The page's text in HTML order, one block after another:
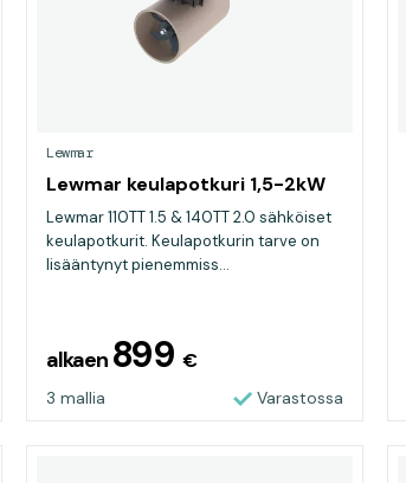
Lewmar
Lewmar keulapotkuri 1,5-2kW
Lewmar 110TT 1.5 & 140TT 2.0 sähköiset
keulapotkurit. Keulapotkurin tarve on
lisääntynyt pienemmiss...
alkaen 899 €
3 mallia Varastossa